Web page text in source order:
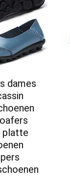
dames
platte